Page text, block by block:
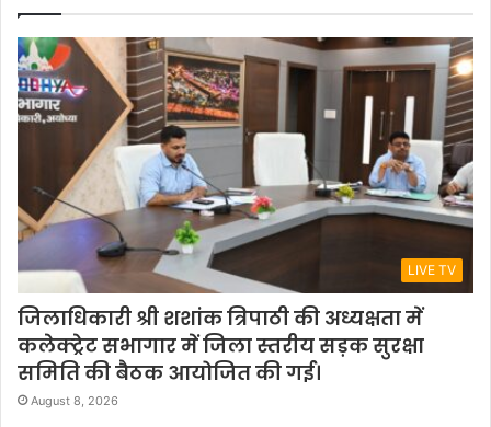
LIVE TV
जिलाधिकारी श्री शशांक त्रिपाठी की अध्यक्षता में
कलेक्ट्रेट सभागार में जिला स्तरीय सड़क सुरक्षा
समिति की बैठक आयोजित की गई।
August 8, 2026